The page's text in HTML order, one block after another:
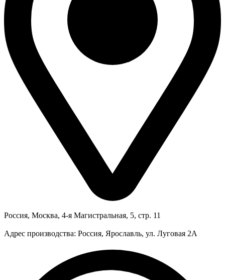
Россия, Москва, 4-я Магистральная, 5, стр. 11
Адрес производства: Россия, Ярославль, ул. Луговая 2А